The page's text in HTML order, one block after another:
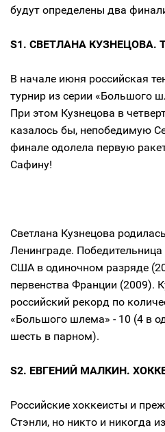
будут определены два
S1. СВЕТЛАНА КУЗНЕЦОВА.
В начале июня российская
турнир из серии «Большого
При этом Кузнецова в
казалось бы, непобедимую
финале одолела первую
Сафину!
Светлана Кузнецова
Ленинграде.
США в одиночном разряде
первенства Франции (2009).
российский рекорд по
«Большого шлема» - 10 (4 в
шесть в парном).
S2. ЕВГЕНИЙ МАЛКИН.
Российские хоккеисты и
Стэнли, но никто и никогда